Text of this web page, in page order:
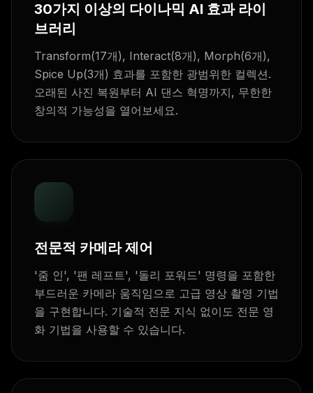
30가지 이상의 다이나믹 AI 효과 라이
브러리
Transform(17개), Interact(8개), Morph(6개),
Spice Up(3개) 효과를 포함한 광범위한 컬렉션.
오래된 사진 복원부터 AI 댄스 혁명까지, 무한한
창의적 가능성을 열어보세요.
전문적 카메라 제어
'줌 인', '팬 레프트', '돌리 포워드' 명령을 포함한
부드러운 카메라 움직임으로 고급 영상 촬영 기법
을 구현합니다. 기술적 전문 지식 없이도 전문 영
화 기법을 사용할 수 있습니다.